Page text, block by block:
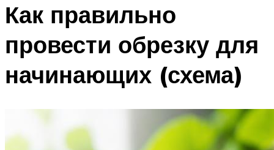
Как правильно
провести обрезку для
начинающих (схема)